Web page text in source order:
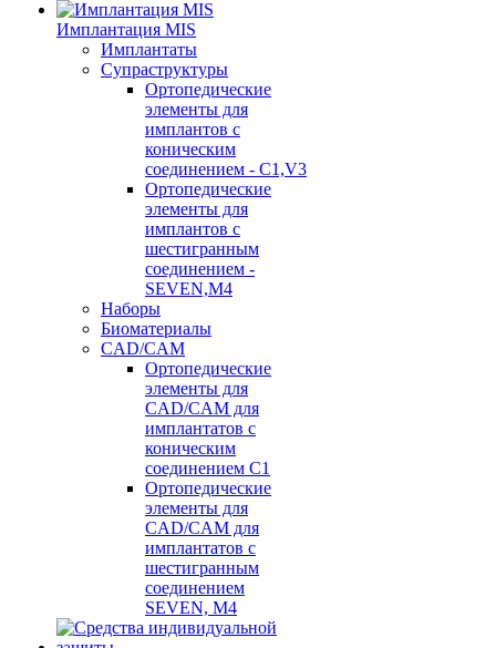
Имплантация MIS
Имплантаты
Супраструктуры
Ортопедические
элементы для
имплантов с
коническим
соединением - C1,V3
Ортопедические
элементы для
имплантов с
шестигранным
соединением -
SEVEN,M4
Наборы
Биоматериалы
CAD/CAM
Ортопедические
элементы для
CAD/CAM для
имплантатов с
коническим
соединением С1
Ортопедические
элементы для
CAD/CAM для
имплантатов с
шестигранным
соединением
SEVEN, М4